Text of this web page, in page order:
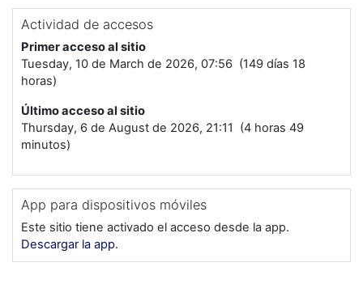
Actividad de accesos
Primer acceso al sitio
Tuesday, 10 de March de 2026, 07:56 (149 días 18
horas)
Último acceso al sitio
Thursday, 6 de August de 2026, 21:11 (4 horas 49
minutos)
App para dispositivos móviles
Este sitio tiene activado el acceso desde la app.
Descargar la app.